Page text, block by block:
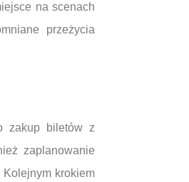
na scenach
przeżycia
zakup biletów z
zaplanowanie
krokiem